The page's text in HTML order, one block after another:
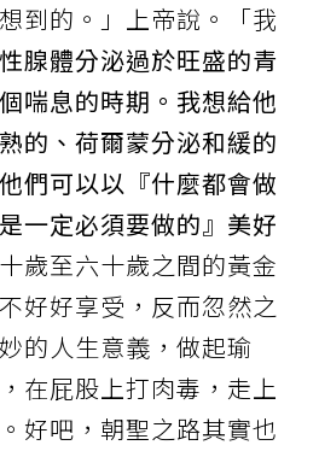
到的。」上帝說。「我
腺體分泌過於旺盛的青
喘息的時期。我想給他
的、荷爾蒙分泌和緩的
們可以以『什麼都會做
一定必須要做的』美好
歲至六十歲之間的黃金
好好享受，反而忽然之
的人生意義，做起瑜
在屁股上打肉毒，走上
好吧，朝聖之路其實也